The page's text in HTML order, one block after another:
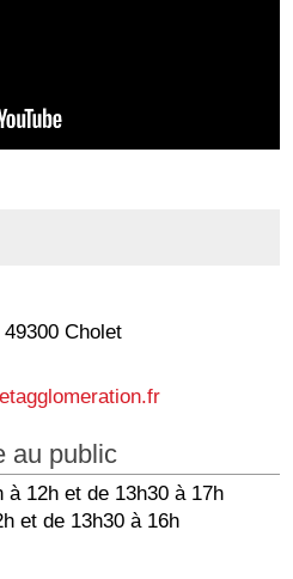
Cholet
au public
à 12h et de 13h30 à 17h
et de 13h30 à 16h